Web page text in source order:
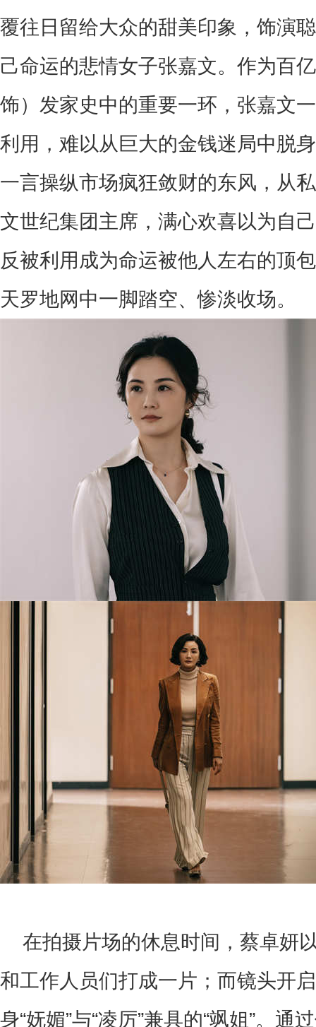
覆往日留给大众的甜美印象，饰演
己命运的悲情女子张嘉文。作为百
饰）发家史中的重要一环，张嘉文
利用，难以从巨大的金钱迷局中脱
一言操纵市场疯狂敛财的东风，从
文世纪集团主席，满心欢喜以为自
反被利用成为命运被他人左右的顶
天罗地网中一脚踏空、惨淡收场。
在拍摄片场的休息时间，蔡卓妍
和工作人员们打成一片；而镜头开
身“妩媚”与“凌厉”兼具的“飒姐”。通